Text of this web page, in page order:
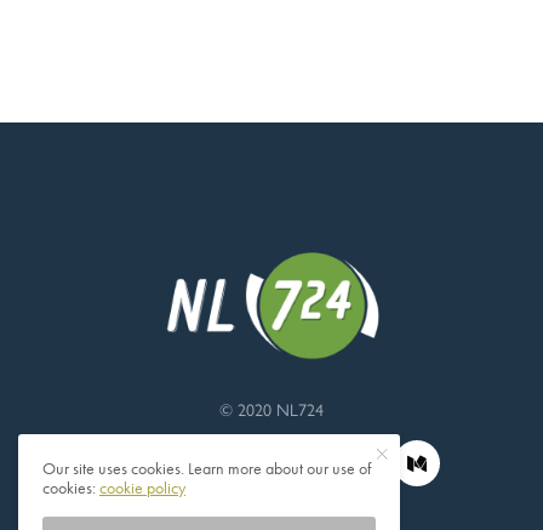
© 2020 NL724
Our site uses cookies. Learn more about our use of
cookies:cookie policy